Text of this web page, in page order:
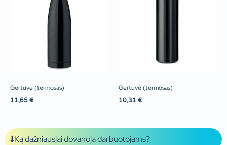
Gertuvė (termosas)
11,65 €
Gertuvė (termosas)
10,31 €
Ką dažniausiai dovanoja darbuotojams?